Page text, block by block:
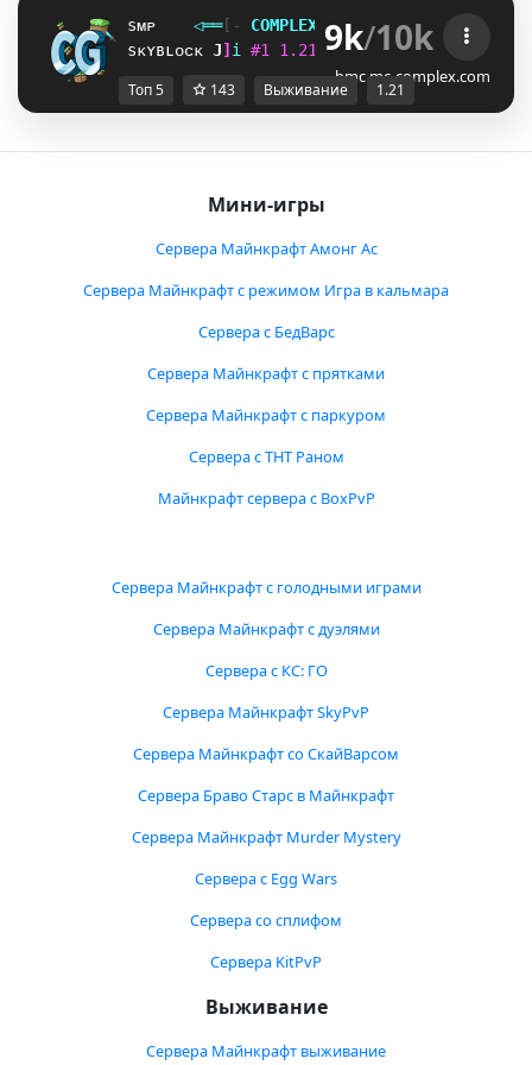
sᴍᴘ ◁══[‐ COMPL EX G A ING ‐]
sᴋʏʙʟᴏᴄᴋ U[ i #1 1 . 21 ᴠᴀ ɴɪʟ ᴀ ɴᴇᴛᴡ ᴋ
9k/10k
bmc.mc-complex.com
Топ 5 143 Выживание 1.21
Мини-игры
Сервера Майнкрафт Амонг Ас
Сервера Майнкрафт с режимом Игра в кальмара
Сервера с БедВарс
Сервера Майнкрафт с прятками
Сервера Майнкрафт с паркуром
Сервера с ТНТ Раном
Майнкрафт сервера с BoxPvP
Сервера Майнкрафт с голодными играми
Сервера Майнкрафт с дуэлями
Сервера с КС: ГО
Сервера Майнкрафт SkyPvP
Сервера Майнкрафт со СкайВарсом
Сервера Браво Старс в Майнкрафт
Сервера Майнкрафт Murder Mystery
Сервера с Egg Wars
Сервера со сплифом
Сервера KitPvP
Выживание
Сервера Майнкрафт выживание